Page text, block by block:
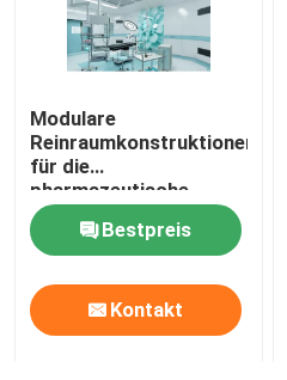
Modulare
Reinraumkonstruktionen
für die
pharmazeutische
Produktion
Bestpreis
Kontakt